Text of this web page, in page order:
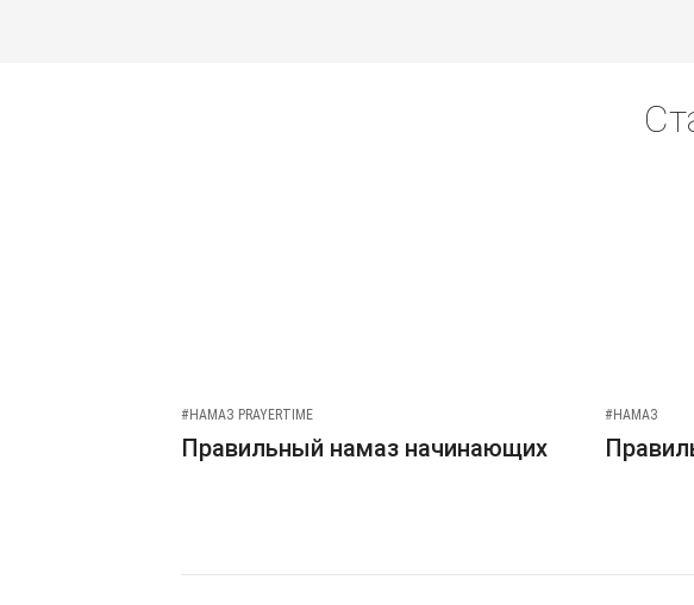
#НАМАЗ PRAYERTIME
Правильный намаз начинающих
#НАМАЗ